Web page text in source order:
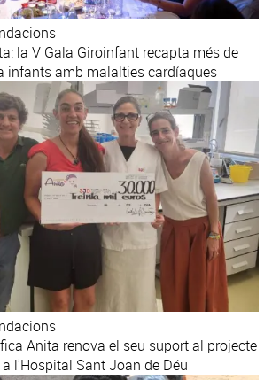
la V Gala Giroinfant recapta més de
infants amb malalties cardíaques
Anita renova el seu suport al projecte
l'Hospital Sant Joan de Déu